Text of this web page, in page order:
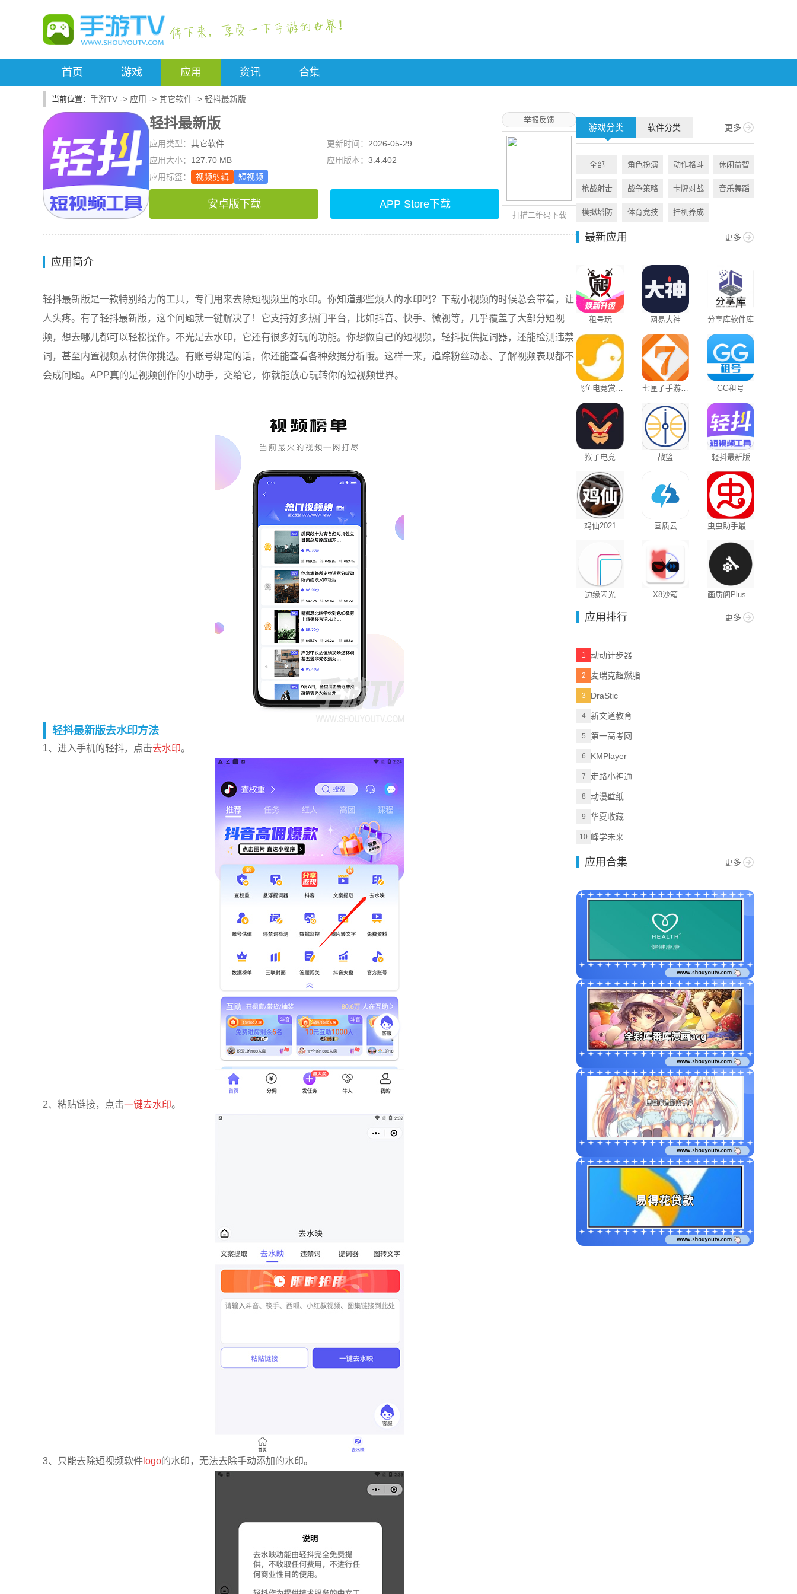
首页 游戏 应用 资讯 合集
手游TV -> 应用 -> 其它软件 -> 轻抖最新版
轻抖最新版
应用类型： 其它软件 更新时间： 2026-05-29
应用大小： 127.70 MB 应用版本： 3.4.402
应用标签：
视频剪辑 短视频
安卓版下载 APP Store下载
扫描二维码下载
举报反馈
应用简介
轻抖最新版是一款特别给力的工具，专门用来去除短视频里的水印。你知道那些烦人的水印吗？下载小视频的时候总会带着，让
人头疼。有了轻抖最新版，这个问题就一键解决了！它支持好多热门平台，比如抖音、快手、微视等，几乎覆盖了大部分短视
频，想去哪儿都可以轻松操作。不光是去水印，它还有很多好玩的功能。你想做自己的短视频，轻抖提供提词器，还能检测违禁
词，甚至内置视频素材供你挑选。有账号绑定的话，你还能查看各种数据分析哦。这样一来，追踪粉丝动态、了解视频表现都不
会成问题。APP真的是视频创作的小助手，交给它，你就能放心玩转你的短视频世界。
轻抖最新版去水印方法
1、进入手机的轻抖，点击去水印。
2、粘贴链接，点击一键去水印。
3、只能去除短视频软件 logo的水印，无法去除手动添加的水印。
游戏分类 软件分类 更多
全部 角色扮演 动作格斗 休闲益智
枪战射击 战争策略 卡牌对战 音乐舞蹈
模拟塔防 体育竞技 挂机养成
最新应用 更多
租号玩 网易大神 分享库软件库
飞鱼电竞赏金
赛手机版
七匣子手游中
心
GG租号
猴子电竞 战篮 轻抖最新版
鸡仙2021 画质云
虫虫助手最新
版
边缘闪光 X8沙箱
画质阁Plus工
应用排行 更多
1 动动计步器
2 麦瑞克超燃脂
3 DraStic
4 新文道教育
5 第一高考网
6 KMPlayer
7 走路小神通
8 动漫壁纸
9 华夏收藏
10 峰学未来
应用合集 更多